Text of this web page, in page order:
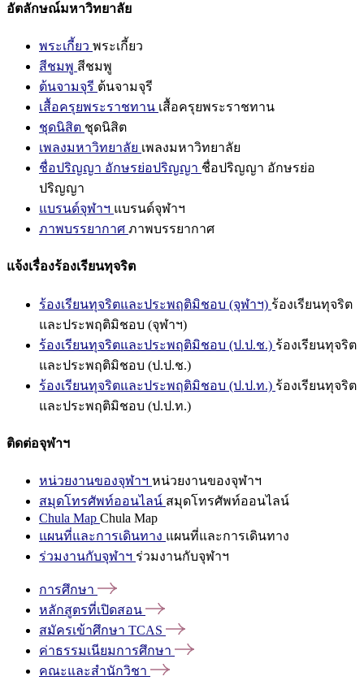
อัตลักษณ์มหาวิทยาลัย
พระเกี้ยว พระเกี้ยว
สีชมพู สีชมพู
ต้นจามจุรี ต้นจามจุรี
เสื้อครุยพระราชทาน เสื้อครุยพระราชทาน
ชุดนิสิต ชุดนิสิต
เพลงมหาวิทยาลัย เพลงมหาวิทยาลัย
ชื่อปริญญา อักษรย่อปริญญา ชื่อปริญญา อักษรย่อ
ปริญญา
แบรนด์จุฬาฯ แบรนด์จุฬาฯ
ภาพบรรยากาศ ภาพบรรยากาศ
แจ้งเรื่องร้องเรียนทุจริต
ร้องเรียนทุจริตและประพฤติมิชอบ (จุฬาฯ) ร้องเรียนทุจริต
และประพฤติมิชอบ (จุฬาฯ)
ร้องเรียนทุจริตและประพฤติมิชอบ (ป.ป.ช.) ร้องเรียนทุจริต
และประพฤติมิชอบ (ป.ป.ช.)
ร้องเรียนทุจริตและประพฤติมิชอบ (ป.ป.ท.) ร้องเรียนทุจริต
และประพฤติมิชอบ (ป.ป.ท.)
ติดต่อจุฬาฯ
หน่วยงานของจุฬาฯ หน่วยงานของจุฬาฯ
สมุดโทรศัพท์ออนไลน์ สมุดโทรศัพท์ออนไลน์
Chula Map Chula Map
แผนที่และการเดินทาง แผนที่และการเดินทาง
ร่วมงานกับจุฬาฯ ร่วมงานกับจุฬาฯ
การศึกษา
หลักสูตรที่เปิดสอน
สมัครเข้าศึกษา TCAS
ค่าธรรมเนียมการศึกษา
คณะและสำนักวิชา